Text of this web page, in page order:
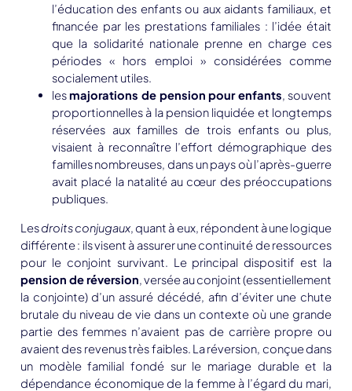
l’éducation des enfants ou aux aidants familiaux, et
financée par les prestations familiales : l’idée était
que la solidarité nationale prenne en charge ces
périodes « hors emploi » considérées comme
socialement utiles.
lesmajorations de pension pour enfants, souvent
proportionnelles à la pension liquidée et longtemps
réservées aux familles de trois enfants ou plus,
visaient à reconnaître l’effort démographique des
familles nombreuses, dans un pays où l’après-guerre
avait placé la natalité au cœur des préoccupations
publiques.
Lesdroits conjugaux, quant à eux, répondent à une logique
différente : ils visent à assurer une continuité de ressources
pour le conjoint survivant. Le principal dispositif est la
pension de réversion, versée au conjoint (essentiellement
la conjointe) d’un assuré décédé, afin d’éviter une chute
brutale du niveau de vie dans un contexte où une grande
partie des femmes n’avaient pas de carrière propre ou
avaient des revenus très faibles. La réversion, conçue dans
un modèle familial fondé sur le mariage durable et la
dépendance économique de la femme à l’égard du mari,